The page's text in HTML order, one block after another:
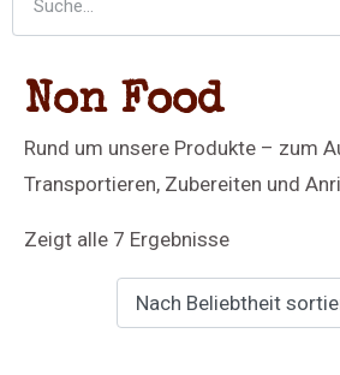
Non Food
Rund um unsere Produkte – zum
Transportieren, Zubereiten und
Zeigt alle 7 Ergebnisse